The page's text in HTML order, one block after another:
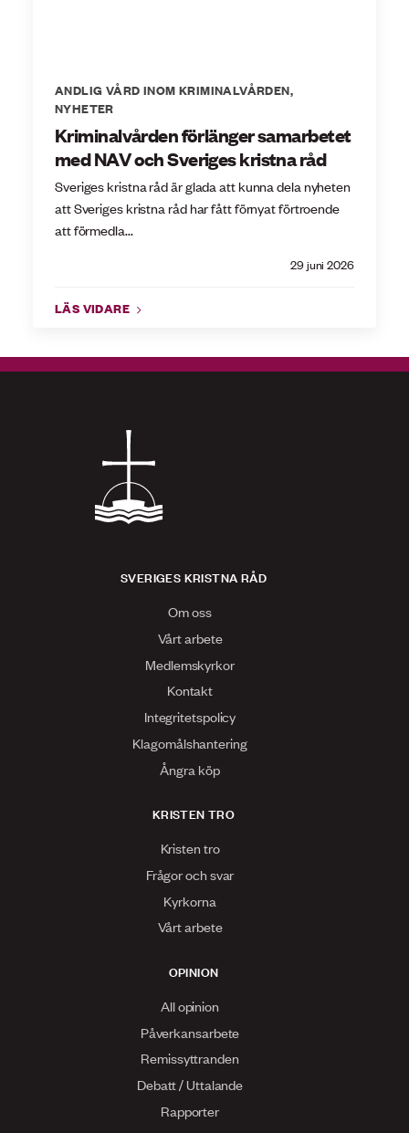
ANDLIG VÅRD INOM KRIMINALVÅRDEN,
NYHETER
Kriminalvården förlänger samarbetet
med NAV och Sveriges kristna råd
29 juni 2026
Sveriges kristna råd är glada att kunna dela nyheten
att Sveriges kristna råd har fått förnyat förtroende
att förmedla...
LÄS VIDARE
SVERIGES KRISTNA RÅD
Om oss
Vårt arbete
Medlemskyrkor
Kontakt
Integritetspolicy
Klagomålshantering
Ångra köp
KRISTEN TRO
Kristen tro
Frågor och svar
Kyrkorna
Vårt arbete
OPINION
All opinion
Påverkansarbete
Remissyttranden
Debatt / Uttalande
Rapporter